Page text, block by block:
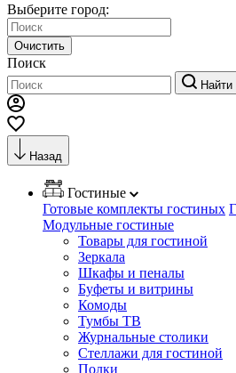
Выберите город:
Очистить
Поиск
Найти
Назад
Гостиные
Готовые комплекты гостиных
Модульные гостиные
Товары для гостиной
Зеркала
Шкафы и пеналы
Буфеты и витрины
Комоды
Тумбы ТВ
Журнальные столики
Стеллажи для гостиной
Полки